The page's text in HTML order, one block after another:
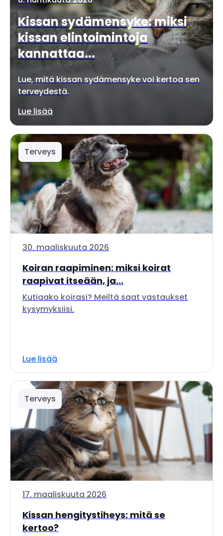
Kissan sydämensyke: miksi
kissan elintoimintoja
kannattaa...
Lue, mitä kissan sydämensyke voi kertoa sen
terveydestä.
Lue lisää
Terveys
30. maaliskuuta 2026
Koiran raapiminen: miksi koirat
raapivat itseään, ja...
Kutiaako koirasi? Meiltä saat vastaukset
kysymyksiisi.
Lue lisää
Terveys
17. maaliskuuta 2026
Kissan hengitystiheys: mitä se
kertoo?